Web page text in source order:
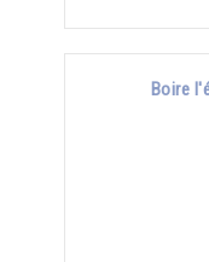
Boire